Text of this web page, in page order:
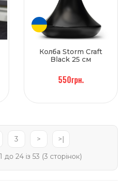
Колба Storm Craft
Black 25 см
550грн.
3 >
>|
до 24 із 53 (3 сторінок)